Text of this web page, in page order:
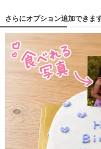
さらにオプション追加できま